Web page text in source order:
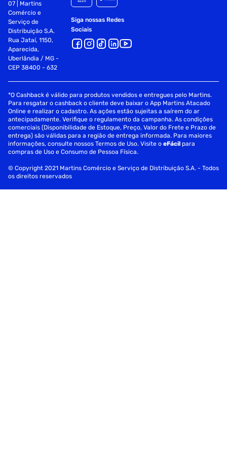
07 | Martins
Comércio e
Serviço de
Distribuição S.A.
Rua Jataí, 1150,
Aparecida,
Uberlândia / MG -
CEP 38400 - 632
Siga nossas Redes
Sociais
*O Cashback é válido para produtos vendidos e entregues pelo Martins.
Para resgatar o cashback o cliente deve baixar o App Martins Atacado
Online e realizar o cadastro. As ações estão sujeitas a saírem do ar
antecipadamente. Verifique o regulamento da campanha. As condições
comerciais (Disponibilidade de Estoque, Preço, Valor do Frete e Prazo de
entrega) são válidas para a região de entrega informada. Para maiores
informações, consulte nossos Termos de Uso. Visite oeFácil para
compras de Uso e Consumo de Pessoa Física.
© Copyright 2021 Martins Comércio e Serviço de Distribuição S.A. - Todos
os direitos reservados